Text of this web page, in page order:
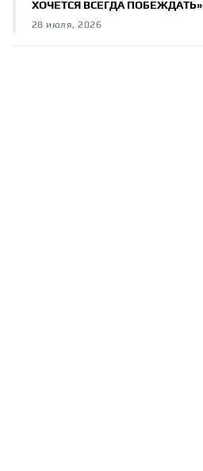
ХОЧЕТСЯ ВСЕГДА ПОБЕЖДАТЬ»
28 июля, 2026